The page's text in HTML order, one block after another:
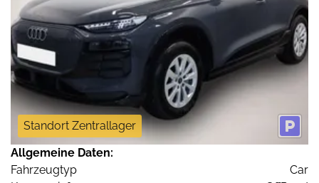
Standort Zentrallager
Allgemeine Daten:
Fahrzeugtyp
Car